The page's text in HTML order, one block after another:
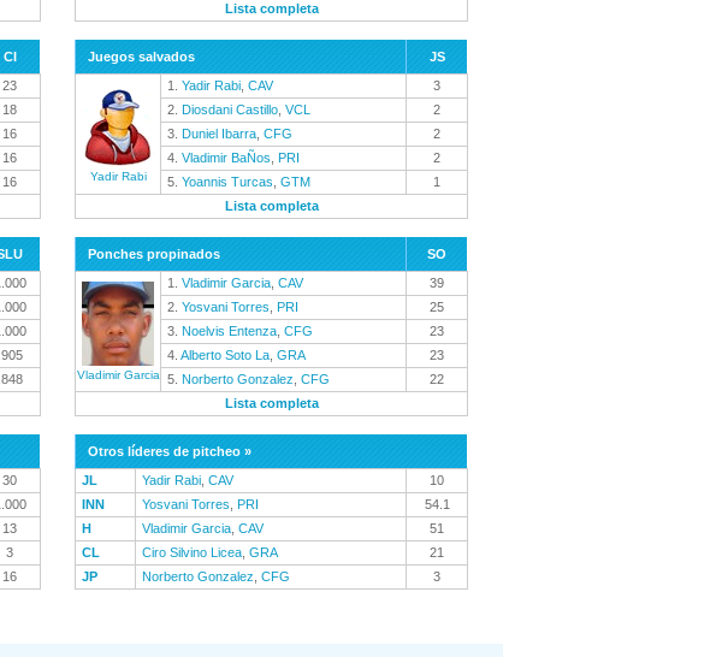
CI
23
18
16
16
16
.905
.848
30
13
3
16
Lista completa
Juegos salvados JS
Yadir Rabi
1. Yadir Rabi CAV
3
2. Diosdani Castillo VCL
2
3. Duniel Ibarra CFG
2
4. Vladimir BaÑos PRI
2
5. Yoannis Turcas GTM
1
Lista completa
Ponches propinados SO
Vladimir Garcia
1. Vladimir Garcia CAV
39
2. Yosvani Torres PRI
25
3. Noelvis Entenza CFG
23
4. Alberto Soto La GRA
23
5. Norberto Gonzalez CFG
22
Lista completa
Otros líderes de pitcheo »
JL
Yadir Rabi CAV
10
INN
Yosvani Torres PRI
54.1
H
Vladimir Garcia CAV
51
CL
Ciro Silvino Licea GRA
21
JP
Norberto Gonzalez CFG 3